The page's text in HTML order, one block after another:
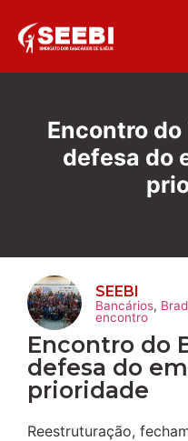
Encontro
defesa do
SEEBI
Bancários,
encontro
Encontro do
defesa do
prioridade
Reestruturação,